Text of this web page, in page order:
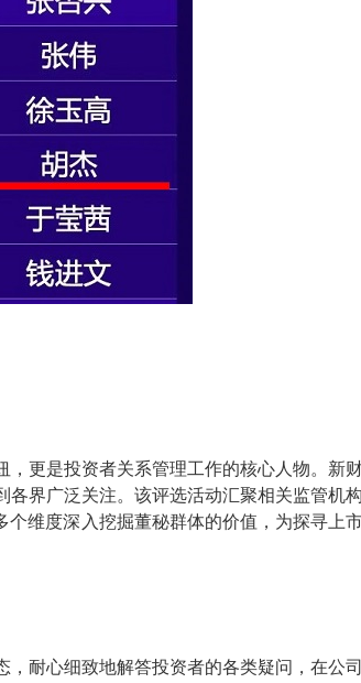
更是投资者关系管理工作的核心人物。新
界广泛关注。该评选活动汇聚相关监管机
个维度深入挖掘董秘群体的价值，为探寻上
耐心细致地解答投资者的各类疑问，在公